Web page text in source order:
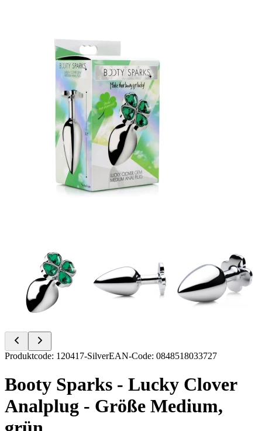
Item
of
16
Produktcode: 120417-SilverEAN-Code: 0848518033727
Booty Sparks - Lucky Clover
Analplug - Größe Medium,